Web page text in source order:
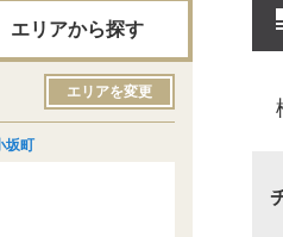
エリアから探す
エリアを変更
坂町